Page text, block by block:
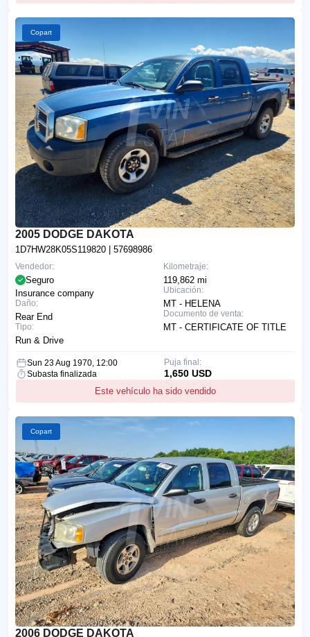
Copart
2005 DODGE DAKOTA
1D7HW28K05S119820 | 57698986
Kilometraje:
119,862 mi
Ubicación:
MT - HELENA
Documento de venta:
MT - CERTIFICATE OF TITLE
Vendedor:
Seguro
Insurance company
Daño:
Rear End
Tipo:
Run & Drive
Sun 23 Aug 1970, 12:00
Subasta finalizada
Este vehículo ha sido vendido
Puja final:
1,650 USD
Copart
2006 DODGE DAKOTA